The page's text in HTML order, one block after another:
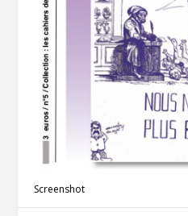
Screenshot